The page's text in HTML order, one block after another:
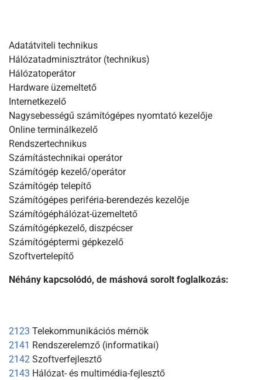
Adatátviteli technikus
Hálózatadminisztrátor (technikus)
Hálózatoperátor
Hardware üzemeltető
Internetkezelő
Nagysebességű számítógépes nyomtató kezelője
Online terminálkezelő
Rendszertechnikus
Számítástechnikai operátor
Számítógép kezelő/operátor
Számítógép telepítő
Számítógépes periféria-berendezés kezelője
Számítógéphálózat-üzemeltető
Számítógépkezelő, diszpécser
Számítógéptermi gépkezelő
Szoftvertelepítő
Néhány kapcsolódó, de máshová sorolt foglalkozás:
2123 Telekommunikációs mérnök
2141 Rendszerelemző (informatikai)
2142 Szoftverfejlesztő
2143 Hálózat- és multimédia-fejlesztő